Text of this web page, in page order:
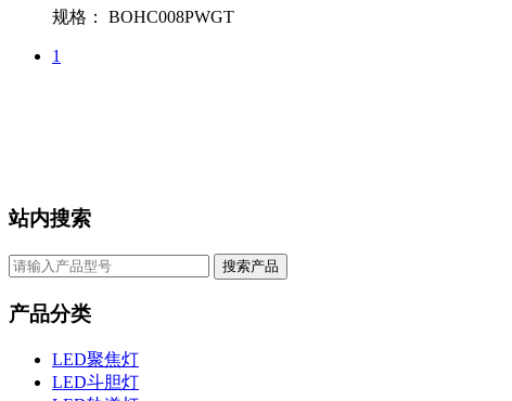
规格： BOHC008PWGT
1
站内搜索
搜索产品
产品分类
LED聚焦灯
LED斗胆灯